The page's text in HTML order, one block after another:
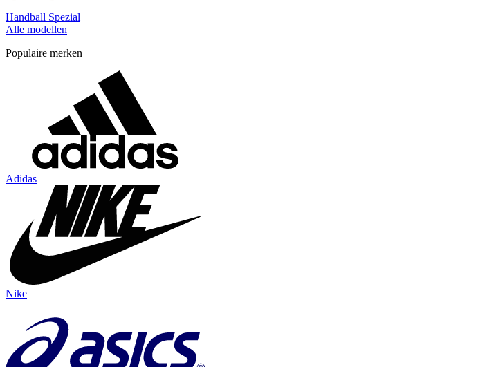
Handball Spezial
Alle modellen
Populaire merken
Adidas
Nike